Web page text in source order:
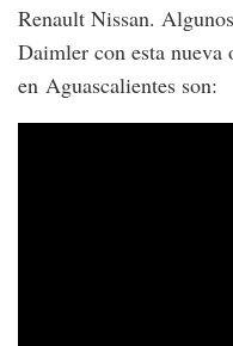
Renault Nissan.
Daimler con esta nueva
en Aguascalientes son: